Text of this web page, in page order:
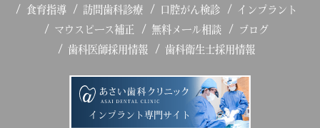
食育指導
訪問歯科診療 口腔がん検診
インプラント
マウスピース補正
無料メール相談
ブログ
歯科医師採用情報
歯科衛生士採用情報
インプラント専門サイト